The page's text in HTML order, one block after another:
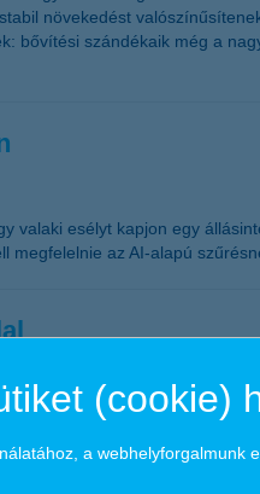
növekedést
bővítési szándékaik még a
valaki esélyt kapjon egy
az AI-alapú
Kate szolgáltatásait: a K&H
néhány lépésben
(cookie)
a